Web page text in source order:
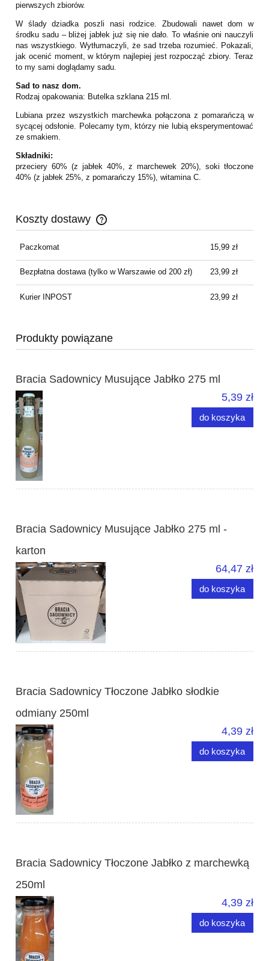
pierwszych zbiorów.
W ślady dziadka poszli nasi rodzice. Zbudowali nawet dom w
środku sadu – bliżej jabłek już się nie dało. To właśnie oni nauczyli
nas wszystkiego. Wytłumaczyli, że sad trzeba rozumieć. Pokazali,
jak ocenić moment, w którym najlepiej jest rozpocząć zbiory. Teraz
to my sami doglądamy sadu.
Sad to nasz dom.
Rodzaj opakowania: Butelka szklana 215 ml.
Lubiana przez wszystkich marchewka połączona z pomarańczą w
sycącej odsłonie. Polecamy tym, którzy nie lubią eksperymentować
ze smakiem.
Składniki:
przeciery 60% (z jabłek 40%, z marchewek 20%), soki tłoczone
40% (z jabłek 25%, z pomarańczy 15%), witamina C.
Koszty dostawy
Cena nie zawiera ewentualnych kosztów płatności
Paczkomat 15,99 zł
Bezpłatna dostawa(tylko w Warszawie od 200 zł) 23,99 zł
Kurier INPOST 23,99 zł
Produkty powiązane
Bracia Sadownicy Musujące Jabłko 275 ml
5,39 zł
do koszyka
Bracia Sadownicy Musujące Jabłko 275 ml -
karton
64,47 zł
do koszyka
Bracia Sadownicy Tłoczone Jabłko słodkie
odmiany 250ml
4,39 zł
do koszyka
Bracia Sadownicy Tłoczone Jabłko z marchewką
250ml
4,39 zł
do koszyka